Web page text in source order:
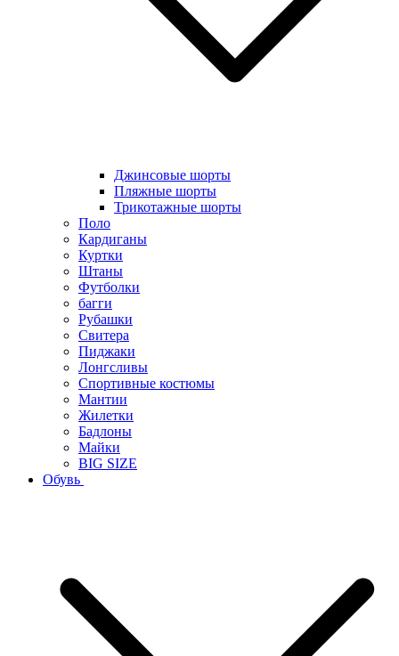
Джинсовые шорты
Пляжные шорты
Трикотажные шорты
Поло
Кардиганы
Куртки
Штаны
Футболки
багги
Рубашки
Свитера
Пиджаки
Лонгсливы
Спортивные костюмы
Мантии
Жилетки
Бадлоны
Майки
BIG SIZE
Обувь